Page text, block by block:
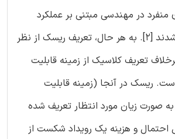
منفرد در مهندسی مبتنی بر عملکرد
نوین به کار گرفته شدند [2]. به هر حال، تعریف ریسک از نظر
تعریف کلاسیک از زمینه قابلیت
ریسک در آنجا (زمینه قابلیت
صورت زیان مورد انتظار تعریف شده
و هزینه یک رویداد شکست از